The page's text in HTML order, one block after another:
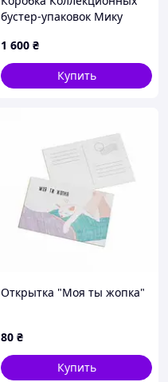
бустер-упаковок Мику
HM 04
1 600 ₴
Купить
Открытка "Моя ты жопка"
80 ₴
Купить